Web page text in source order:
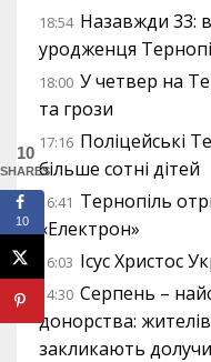
18:54 Назавжди 33:
уродженця
18:00 У четвер на
та грози
17:16 Поліцейські
більше сотні дітей
16:41 Тернопіль
«Електрон»
16:03 Ісус Христос
14:30 Серпень –
донорства:
закликають
10
SHARES
10